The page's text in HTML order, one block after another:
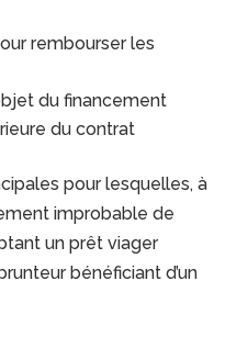
rembourser les
du financement
du contrat
pour lesquelles, à
improbable de
un prêt viager
bénéficiant d’un